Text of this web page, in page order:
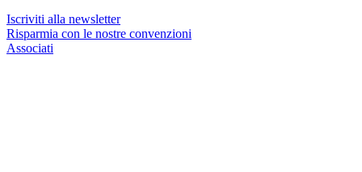
Iscriviti alla newsletter
Risparmia con le nostre convenzioni
Associati